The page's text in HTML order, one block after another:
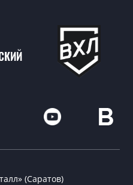
(Саратов)